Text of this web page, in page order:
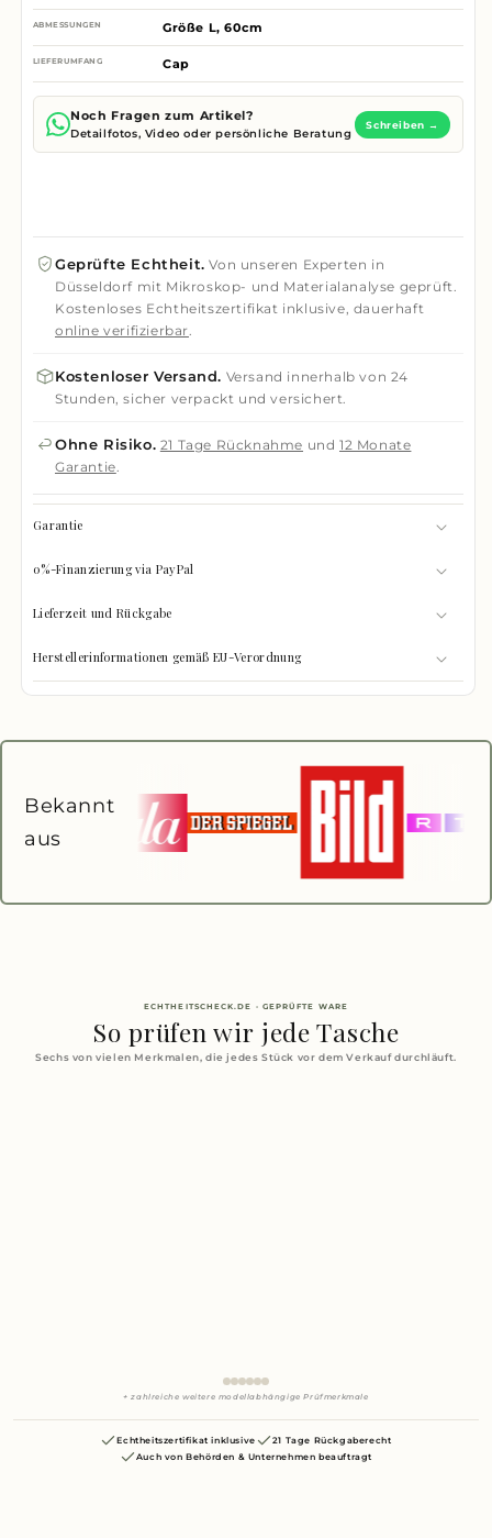
ABMESSUNGEN Größe L, 60cm
LIEFERUMFANG Cap
Noch Fragen zum Artikel?
Detailfotos, Video oder persönliche Beratung
Schreiben →
Geprüfte Echtheit. Von unseren Experten in
Düsseldorf mit Mikroskop- und Materialanalyse geprüft.
Kostenloses Echtheitszertifikat inklusive, dauerhaft
online verifizierbar.
Kostenloser Versand. Versand innerhalb von 24
Stunden, sicher verpackt und versichert.
Ohne Risiko. 21 Tage Rücknahme und12 Monate
Garantie.
Garantie
0%-Finanzierung via PayPal
Lieferzeit und Rückgabe
Herstellerinformationen gemäß EU-Verordnung
Bekannt
aus
ECHTHEITSCHECK.DE · GEPRÜFTE WARE
So prüfen wir jede Tasche
Sechs von vielen Merkmalen, die jedes Stück vor dem Verkauf durchläuft.
+ zahlreiche weitere modellabhängige Prüfmerkmale
Echtheitszertifikat inklusive
21 Tage Rückgaberecht
Auch von Behörden & Unternehmen beauftragt